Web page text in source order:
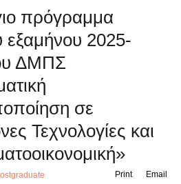
πρόγραμμα
εξαμήνου 2025-
ΔΜΠΣ
σε
Τεχνολογίες και
Email
Print